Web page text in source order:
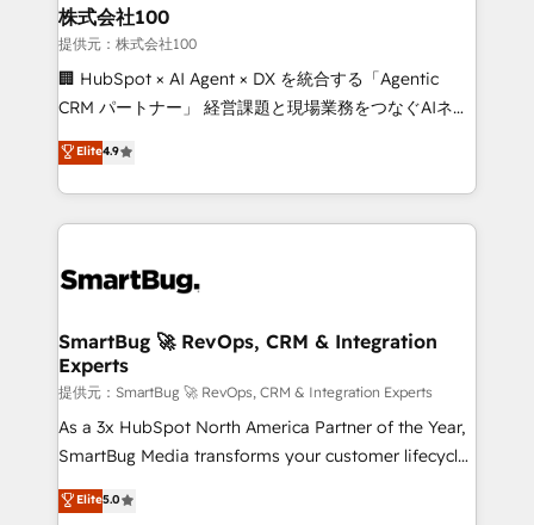
from week one, in your time zone. What we do ➤
Onboarding: Live in weeks, with workflows built
around your business, not a template. ➤ Migration:
Move from any legacy CRM. Zero downtime, full data
run your revenue process. Sales, marketing, and
service wired together. ➤ AI and Integrations: Layer
tune-ups, feature rollouts, adoption coaching. Buying
HubSpot, switching to it, or reviving a stale portal?
We are built for the work.
株式会社100
提供元：株式会社100
🏢 HubSpot × AI Agent × DX を統合する「Agentic
CRM パートナー」 経営課題と現場業務をつなぐAIネイ
ティブ・エージェンシーとして、HubSpot Eliteの実装
力で顧客フロント業務を再設計します。 💡 100inc は何
をする会社か？ HubSpotを共通基盤に、AIエージェン
トを組み込んだ顧客フロント業務（マーケティング・営
ィブ・エージェンシーです。事業部・グループ会社・部
を、CRMを軸とした全社共通基盤に再構築します。意
思決定者・PMO・現場担当者に並走します。 1️⃣
HubSpot導入・活用支援 顧客データの一元化から、
GTMの見える化・自動化まで。全Hub統合運用、デー
タ品質設計、グループ横断のCRM統合に対応します。
の一部をAIが自律実行する組織への移行を設計・実装。
Elite4.9
SmartBug 🚀 RevOps, CRM & Integration
Experts
提供元：SmartBug 🚀 RevOps, CRM & Integration Experts
As a 3x HubSpot North America Partner of the Year,
SmartBug Media transforms your customer lifecycle
into a revenue engine. Our unified ecosystem
includes specialized divisions Globalia (AI &
Elite5.0